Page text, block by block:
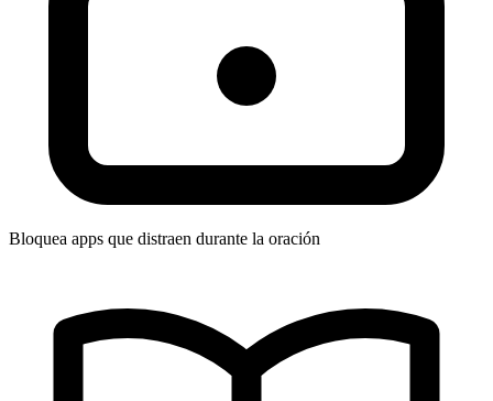
Bloquea apps que distraen durante la oración